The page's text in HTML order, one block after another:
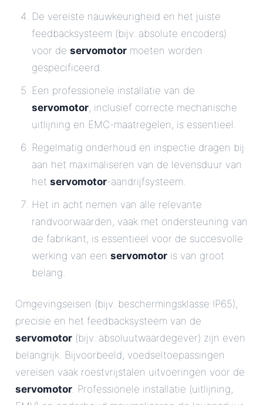
De vereiste nauwkeurigheid en het juiste
feedbacksysteem (bijv. absolute encoders)
voor de servomotor moeten worden
gespecificeerd.
Een professionele installatie van de
servomotor, inclusief correcte mechanische
uitlijning en EMC-maatregelen, is essentieel.
Regelmatig onderhoud en inspectie dragen bij
aan het maximaliseren van de levensduur van
het servomotor-aandrijfsysteem.
Het in acht nemen van alle relevante
randvoorwaarden, vaak met ondersteuning van
de fabrikant, is essentieel voor de succesvolle
werking van een servomotor is van groot
belang.
Omgevingseisen (bijv. beschermingsklasse IP65),
precisie en het feedbacksysteem van de
servomotor (bijv. absoluutwaardegever) zijn even
belangrijk. Bijvoorbeeld, voedseltoepassingen
vereisen vaak roestvrijstalen uitvoeringen voor de
servomotor. Professionele installatie (uitlijning,